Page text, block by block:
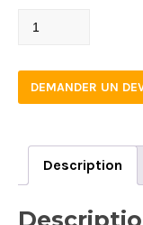
PJ2083/18
DEMANDER UN
Description